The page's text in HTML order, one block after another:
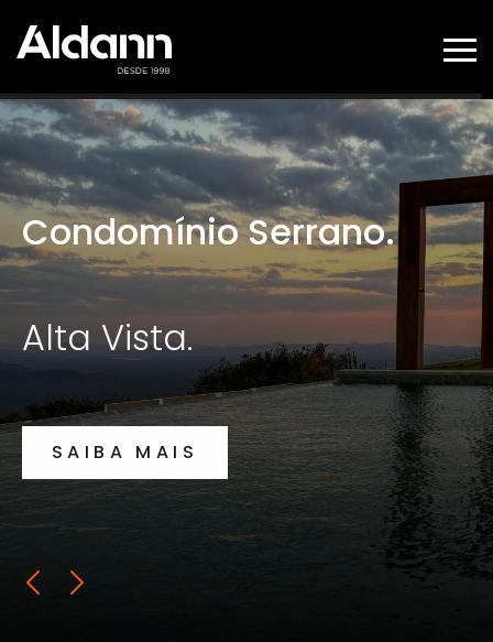
SOBRE EMPREENDIMENTOS
SERVIÇOS ALDANN SOLAR
Condomínio Serrano.
Alta Vista.
SAIBA MAIS